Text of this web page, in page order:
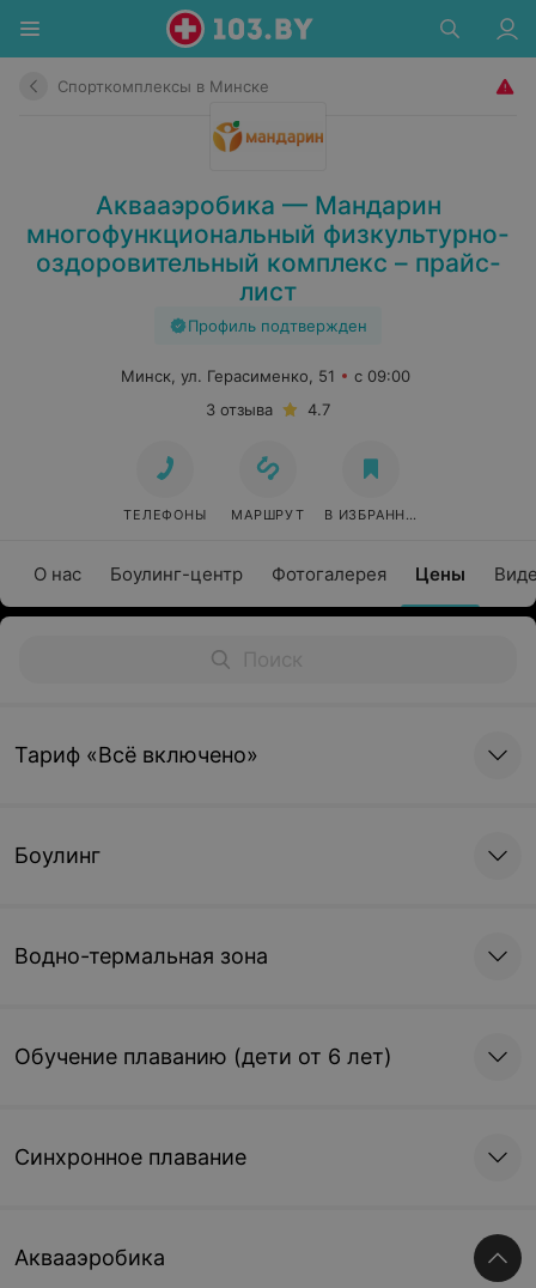
Спорткомплексы в Минске
Аквааэробика — Мандарин
многофункциональный физкультурно-
оздоровительный комплекс – прайс-
лист
Профиль подтвержден
О нас Боулинг-центр Фотогалерея Цены
Минск, ул. Герасименко, 51
с 09:00
3 отзыва
4.7
ТЕЛЕФОНЫ МАРШРУТ В ИЗБРАННОЕ
Тариф «Всё включено»
Боулинг
Водно-термальная зона
Обучение плаванию (дети от 6 лет)
Синхронное плавание
Аквааэробика